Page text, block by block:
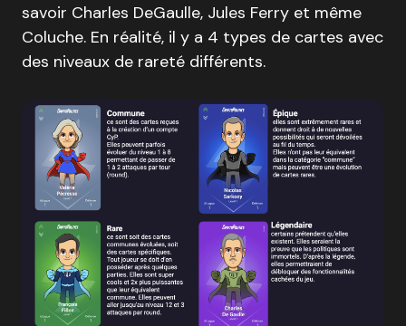
savoir Charles DeGaulle, Jules Ferry et même
Coluche. En réalité, il y a 4 types de cartes avec
des niveaux de rareté différents.